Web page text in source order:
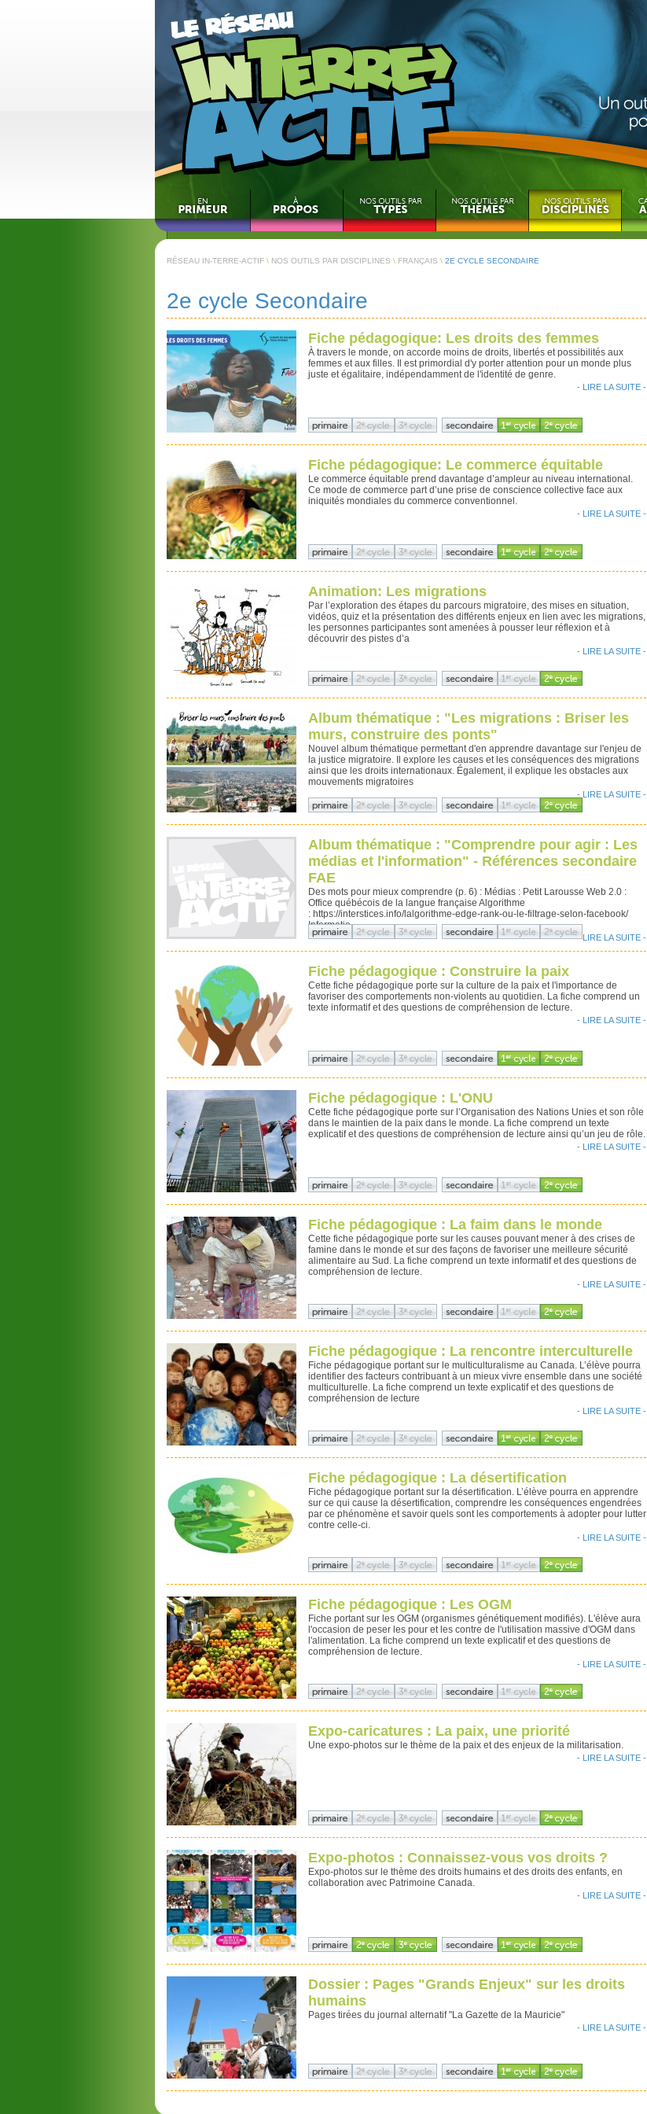
RÉSEAU IN-TERRE-ACTIF \ NOS OUTILS PAR DISCIPLINES \ FRANÇAIS \ 2E CYCLE SECONDAIRE
2e cycle Secondaire
Fiche pédagogique: Les droits des femmes
À travers le monde, on accorde moins de droits, libertés et possibilités aux
femmes et aux filles. Il est primordial d'y porter attention pour un monde plus
juste et égalitaire, indépendamment de l'identité de genre.
- LIRE LA SUITE -
Fiche pédagogique: Le commerce équitable
Le commerce équitable prend davantage d’ampleur au niveau international.
Ce mode de commerce part d’une prise de conscience collective face aux
iniquités mondiales du commerce conventionnel.
- LIRE LA SUITE -
Animation: Les migrations
Par l’exploration des étapes du parcours migratoire, des mises en situation,
vidéos, quiz et la présentation des différents enjeux en lien avec les migrations,
les personnes participantes sont amenées à pousser leur réflexion et à
découvrir des pistes d’a
- LIRE LA SUITE -
Album thématique : "Les migrations : Briser les
murs, construire des ponts"
Nouvel album thématique permettant d'en apprendre davantage sur l'enjeu de
la justice migratoire. Il explore les causes et les conséquences des migrations
ainsi que les droits internationaux. Également, il explique les obstacles aux
mouvements migratoires
- LIRE LA SUITE -
Album thématique : "Comprendre pour agir : Les
médias et l'information" - Références secondaire
FAE
Des mots pour mieux comprendre (p. 6) : Médias : Petit Larousse Web 2.0 :
Office québécois de la langue française Algorithme
: https://interstices.info/lalgorithme-edge-rank-ou-le-filtrage-selon-facebook/
Informatio...
- LIRE LA SUITE -
Fiche pédagogique : Construire la paix
Cette fiche pédagogique porte sur la culture de la paix et l'importance de
favoriser des comportements non-violents au quotidien. La fiche comprend un
texte informatif et des questions de compréhension de lecture.
- LIRE LA SUITE -
Fiche pédagogique : L'ONU
Cette fiche pédagogique porte sur l’Organisation des Nations Unies et son rôle
dans le maintien de la paix dans le monde. La fiche comprend un texte
explicatif et des questions de compréhension de lecture ainsi qu’un jeu de rôle.
- LIRE LA SUITE -
Fiche pédagogique : La faim dans le monde
Cette fiche pédagogique porte sur les causes pouvant mener à des crises de
famine dans le monde et sur des façons de favoriser une meilleure sécurité
alimentaire au Sud. La fiche comprend un texte informatif et des questions de
compréhension de lecture.
- LIRE LA SUITE -
Fiche pédagogique : La rencontre interculturelle
Fiche pédagogique portant sur le multiculturalisme au Canada. L’élève pourra
identifier des facteurs contribuant à un mieux vivre ensemble dans une société
multiculturelle. La fiche comprend un texte explicatif et des questions de
compréhension de lecture
- LIRE LA SUITE -
Fiche pédagogique : La désertification
Fiche pédagogique portant sur la désertification. L’élève pourra en apprendre
sur ce qui cause la désertification, comprendre les conséquences engendrées
par ce phénomène et savoir quels sont les comportements à adopter pour lutter
contre celle-ci.
- LIRE LA SUITE -
Fiche pédagogique : Les OGM
Fiche portant sur les OGM (organismes génétiquement modifiés). L'élève aura
l'occasion de peser les pour et les contre de l'utilisation massive d'OGM dans
l'alimentation. La fiche comprend un texte explicatif et des questions de
compréhension de lecture.
- LIRE LA SUITE -
Expo-caricatures : La paix, une priorité
Une expo-photos sur le thème de la paix et des enjeux de la militarisation.
- LIRE LA SUITE -
Expo-photos : Connaissez-vous vos droits ?
Expo-photos sur le thème des droits humains et des droits des enfants, en
collaboration avec Patrimoine Canada.
- LIRE LA SUITE -
Dossier : Pages "Grands Enjeux" sur les droits
humains
Pages tirées du journal alternatif "La Gazette de la Mauricie"
- LIRE LA SUITE -